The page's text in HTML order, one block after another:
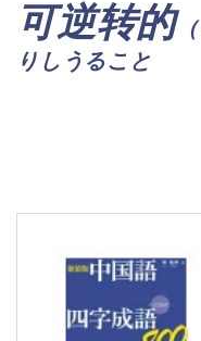
可逆转的（
りしうること